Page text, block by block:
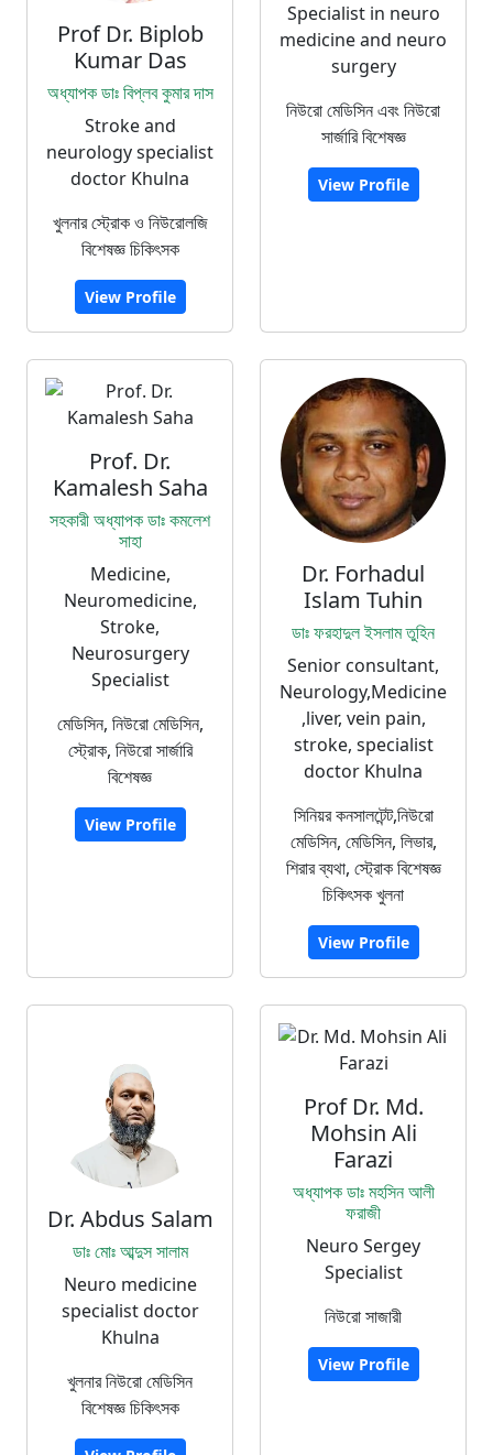
Prof Dr. Biplob
Kumar Das
অধ্যাপক ডাঃ বিপ্লব কুমার দাস
Stroke and
neurology specialist
doctor Khulna
খুলনার স্ট্রোক ও নিউরোলজি
বিশেষজ্ঞ চিকিৎসক
View Profile
Specialist in neuro
medicine and neuro
surgery
নিউরো মেডিসিন এবং নিউরো
সার্জারি বিশেষজ্ঞ
View Profile
Prof. Dr.
Kamalesh Saha
সহকারী অধ্যাপক ডাঃ কমলেশ
সাহা
Medicine,
Neuromedicine,
Stroke,
Neurosurgery
Specialist
মেডিসিন, নিউরো মেডিসিন,
স্ট্রোক, নিউরো সার্জারি
বিশেষজ্ঞ
View Profile
Dr. Forhadul
Islam Tuhin
ডাঃ ফরহাদুল ইসলাম তুহিন
Senior consultant,
Neurology,Medicine
,liver, vein pain,
stroke, specialist
doctor Khulna
সিনিয়র কনসালটেন্ট,নিউরো
মেডিসিন, মেডিসিন, লিভার,
শিরার ব্যথা, স্ট্রোক বিশেষজ্ঞ
চিকিৎসক খুলনা
View Profile
Dr. Abdus Salam
ডাঃ মোঃ আব্দুস সালাম
Neuro medicine
specialist doctor
Khulna
খুলনার নিউরো মেডিসিন
বিশেষজ্ঞ চিকিৎসক
Prof Dr. Md.
Mohsin Ali
Farazi
অধ্যাপক ডাঃ মহসিন আলী
ফরাজী
Neuro Sergey
Specialist
নিউরো সাজারী
View Profile